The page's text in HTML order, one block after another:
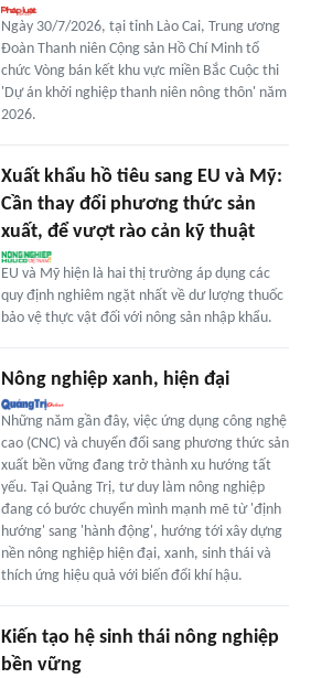
Ngày 30/7/2026, tại tỉnh Lào Cai, Trung ương
Đoàn Thanh niên Cộng sản Hồ Chí Minh tổ
chức Vòng bán kết khu vực miền Bắc Cuộc thi
'Dự án khởi nghiệp thanh niên nông thôn' năm
2026.
Xuất khẩu hồ tiêu sang EU và Mỹ:
Cần thay đổi phương thức sản
xuất, để vượt rào cản kỹ thuật
EU và Mỹ hiện là hai thị trường áp dụng các
quy định nghiêm ngặt nhất về dư lượng thuốc
bảo vệ thực vật đối với nông sản nhập khẩu.
Nông nghiệp xanh, hiện đại
Những năm gần đây, việc ứng dụng công nghệ
cao (CNC) và chuyển đổi sang phương thức sản
xuất bền vững đang trở thành xu hướng tất
yếu. Tại Quảng Trị, tư duy làm nông nghiệp
đang có bước chuyển mình mạnh mẽ từ 'định
hướng' sang 'hành động', hướng tới xây dựng
nền nông nghiệp hiện đại, xanh, sinh thái và
thích ứng hiệu quả với biến đổi khí hậu.
Kiến tạo hệ sinh thái nông nghiệp
bền vững